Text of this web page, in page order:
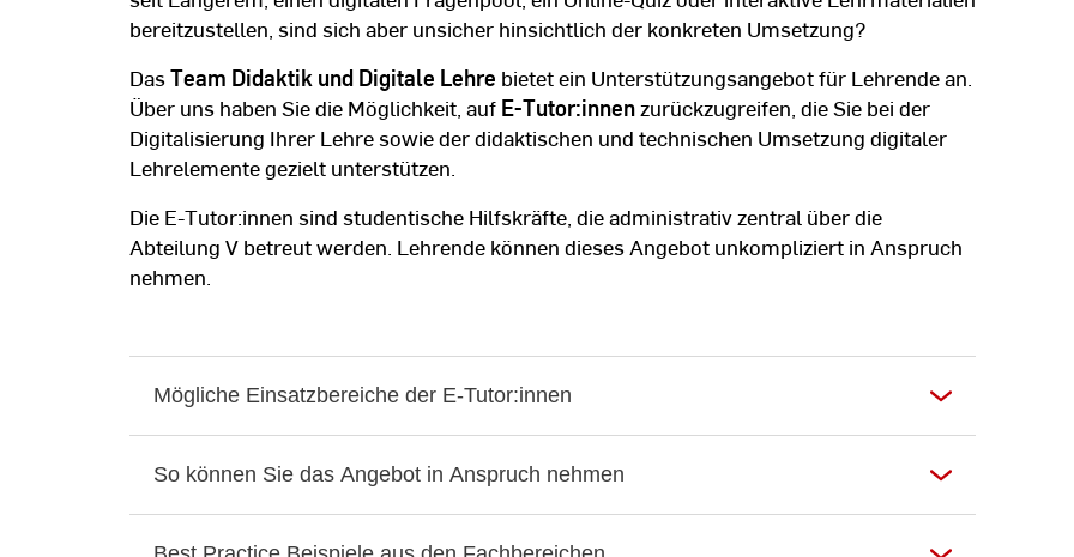
bereitzustellen, sind sich aber unsicher hinsichtlich der konkreten Umsetzung?
DasTeam Didaktik und Digitale Lehre bietet ein Unterstützungsangebot für Lehrende an.
Über uns haben Sie die Möglichkeit, auf E-Tutor:innenzurückzugreifen, die Sie bei der
Digitalisierung Ihrer Lehre sowie der didaktischen und technischen Umsetzung digitaler
Lehrelemente gezielt unterstützen.
Die E-Tutor:innen sind studentische Hilfskräfte, die administrativ zentral über die
Abteilung V betreut werden. Lehrende können dieses Angebot unkompliziert in Anspruch
nehmen.
Mögliche Einsatzbereiche der E-Tutor:innen
So können Sie das Angebot in Anspruch nehmen